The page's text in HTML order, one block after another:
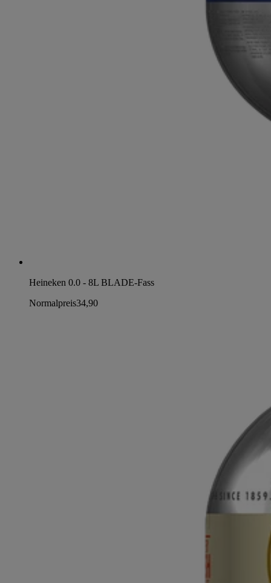
Heineken 0.0 - 8L BLADE-Fass
Normalpreis34,90